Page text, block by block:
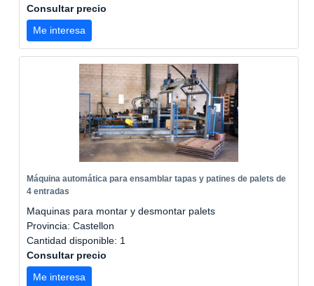
Consultar precio
Me interesa
Máquina automática para ensamblar tapas y patines de palets de
4 entradas
Maquinas para montar y desmontar palets
Provincia: Castellon
Cantidad disponible: 1
Consultar precio
Me interesa